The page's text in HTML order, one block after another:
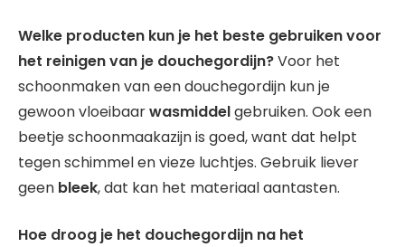
Welke producten kun je het beste gebruiken voor
het reinigen van je douchegordijn?Voor het
schoonmaken van een douchegordijn kun je
gewoon vloeibaarwasmiddelgebruiken. Ook een
beetje schoonmaakazijn is goed, want dat helpt
tegen schimmel en vieze luchtjes. Gebruik liever
geen bleek, dat kan het materiaal aantasten.
Hoe droog je het douchegordijn na het